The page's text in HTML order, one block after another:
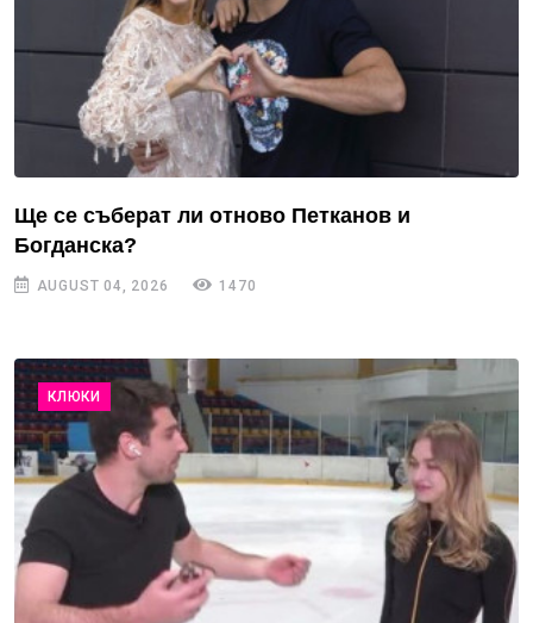
Ще се съберат ли отново Петканов и
Богданска?
AUGUST 04, 2026 1470
КЛЮКИ